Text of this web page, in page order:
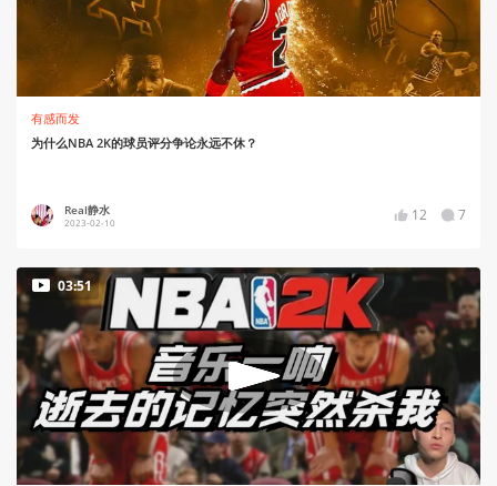
有感而发
为什么NBA 2K的球员评分争论永远不休？
Real静水
2023-02-10 12 7
03:51